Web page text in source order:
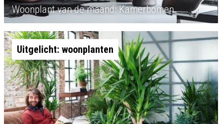
Woonplant van de maand: Kamerbomen
Uitgelicht: woonplanten